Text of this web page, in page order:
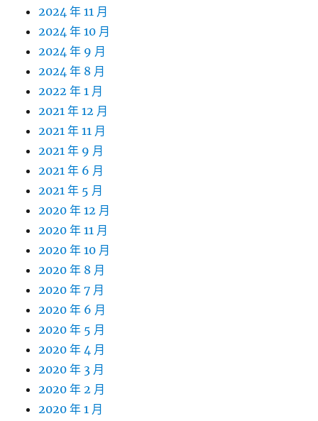
2024 年 11 月
2024 年 10 月
2024 年 9 月
2024 年 8 月
2022 年 1 月
2021 年 12 月
2021 年 11 月
2021 年 9 月
2021 年 6 月
2021 年 5 月
2020 年 12 月
2020 年 11 月
2020 年 10 月
2020 年 8 月
2020 年 7 月
2020 年 6 月
2020 年 5 月
2020 年 4 月
2020 年 3 月
2020 年 2 月
2020 年 1 月